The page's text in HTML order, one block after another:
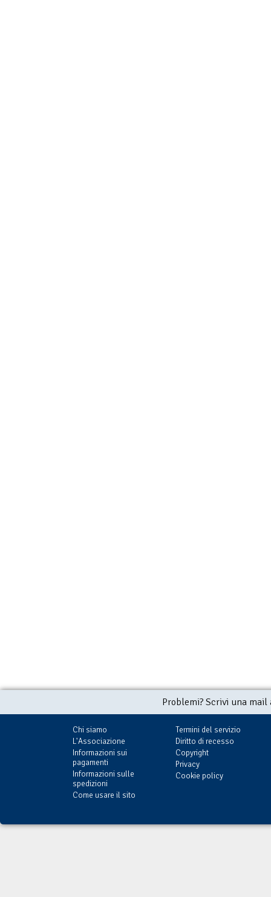
Problemi? Scrivi una
Chi siamo
L'Associazione
Informazioni sui
pagamenti
Informazioni sulle
spedizioni
Come usare il sito
Termini del servizio
Diritto di recesso
Copyright
Privacy
Cookie policy